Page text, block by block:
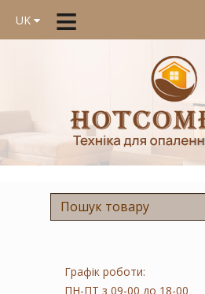
UK ≡
Графік роботи:
ПН-ПТ з 09-00 до 18-00